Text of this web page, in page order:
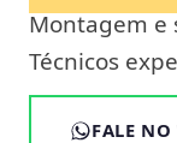
Montagem e
Técnicos
FALE NO